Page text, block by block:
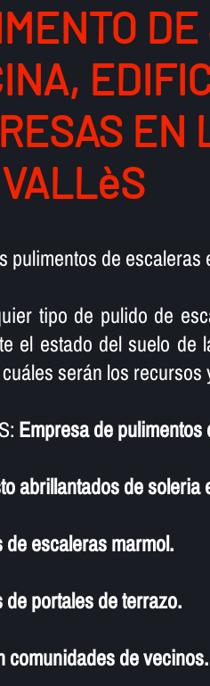
EN
pulimentos de escaleras
tipo de pulido de
el estado del suelo de
serán los recursos
Empresa de pulimentos
abrillantados de soleria
de escaleras marmol.
de portales de terrazo.
comunidades de vecinos.